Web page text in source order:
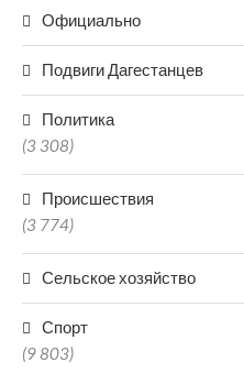
Официально
Подвиги Дагестанцев
Политика
(3 308)
Происшествия
(3 774)
Сельское хозяйство
Спорт
(9 803)